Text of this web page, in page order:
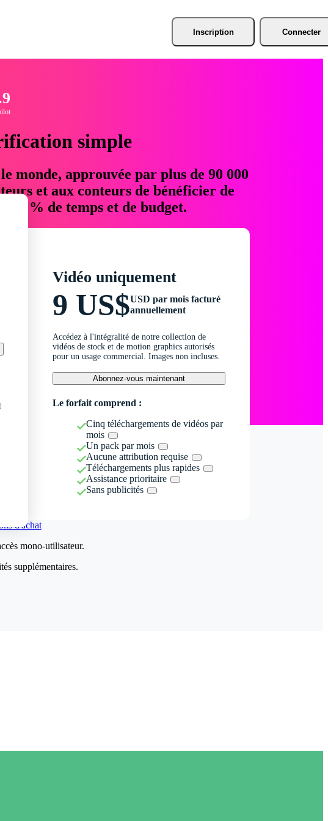
Inscription Connecter
simple
monde, approuvée par plus de 90 000
et aux conteurs de bénéficier de
76 % de temps et de budget.
Vidéo uniquement
9 US$USD par mois facturé
annuellement
Accédez à l'intégralité de notre collection de
vidéos de stock et de motion graphics autorisés
pour un usage commercial. Images non incluses.
Abonnez-vous maintenant
Le forfait comprend :
Cinq téléchargements de vidéos par
mois
Un pack par mois
Aucune attribution requise
Téléchargements plus rapides
Assistance prioritaire
Sans publicités
d'achat
mono-utilisateur.
supplémentaires.